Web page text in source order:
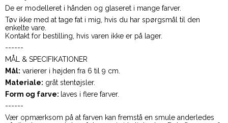
De er modelleret i hånden og glaseret i mange farver.
Tøv ikke med at tage fat i mig, hvis du har spørgsmål til den
enkelte vare.
Kontakt for bestilling, hvis varen ikke er på lager.
------
MÅL & SPECIFIKATIONER
Mål: varierer i højden fra 6 til 9 cm.
Materiale: gråt stentøjsler.
Form og farve: laves i flere farver.
------
Vær opmærksom på at farven kan fremstå en smule anderledes